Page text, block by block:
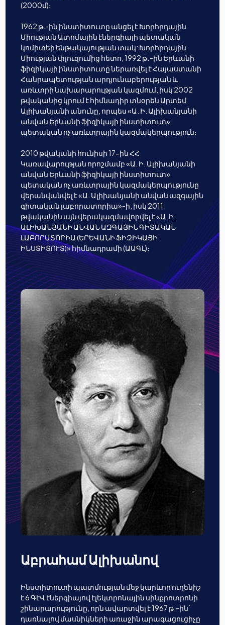
(2000մ)։
1962 թ.-ին ինստիտուտը անցել է Խորհրդային
Միության Ատոմային էներգիայի պետական
կոմիտեի ենթակայության տակ: Խորհրդային
Միության փլուզումից հետո, 1992 թ․-ին Երևանի
ֆիզիկայի ինստիտուտը ներառվել է Հայաստանի
Հանրապետության արդյունաբերության և
առևտրի նախարարության կազմում, իսկ 2002
թվականից կրում է հիմնադիր տնօրեն Արտեմ
Ալիխանյանի անունը, որպես «Ա. Ի. Ալիխանյանի
անվան Երևանի ֆիզիկայի ինստիտուտ»
պետական ոչ առևտրային կազմակերպություն։
2010 թվականի հունիսի 17-ին ՀՀ
Կառավարության որոշմամբ «Ա. Ի. Ալիխանյանի
անվան Երևանի ֆիզիկայի ինստիտուտ»
պետական ոչ առևտրային կազմակերպությունը
վերանվանվել է «Ա. Ալիխանյանի անվան ազգային
գիտական լաբորատորիա»-ի, իսկ 2011
թվականին այն վերակազմավորվել է «Ա. Ի.
ԱԼԻԽԱՆՅԱՆԻ ԱՆՎԱՆ ԱԶԳԱՅԻՆ ԳԻՏԱԿԱՆ
ԼԱԲՈՐԱՏՈՐԻԱ (ԵՐԵՎԱՆԻ ՖԻԶԻԿԱՅԻ
ԻՆՍՏԻՏՈՒՏ)» հիմնադրամի (ԱԱԳԼ)։
Աբրահամ Ալիխանով
Ինստիտուտի պատմության մեջ կարևոր ուղենիշ
է 6 ԳէՎ էներգիայով էլեկտրոնային սինքրոտրոնի
շինարարությունը, որն ավարտվել է 1967 թ.-ին`
դառնալով մասնիկների առաջին արագացուցիչը